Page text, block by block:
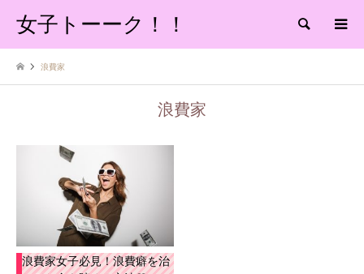
女子トーーク！！ 検索
浪費家
浪費家
浪費家女子必見！浪費癖を治